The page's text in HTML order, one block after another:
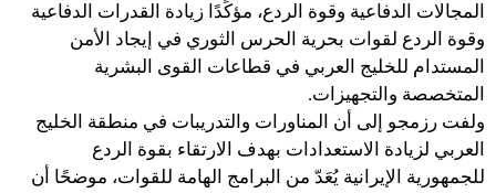
المجالات الدفاعية وقوة الردع، مؤكِّدًا زيادة القدرات الدفاعية
وقوة الردع لقوات بحرية الحرس الثوري في إيجاد الأمن
المستدام للخليج العربي في قطاعات القوى البشرية
المتخصصة والتجهيزات.
ولفت رزمجو إلى أن المناورات والتدريبات في منطقة الخليج
العربي لزيادة الاستعدادات بهدف الارتقاء بقوة الردع
للجمهورية الإيرانية يُعَدّ من البرامج الهامة للقوات، موضحًا أن